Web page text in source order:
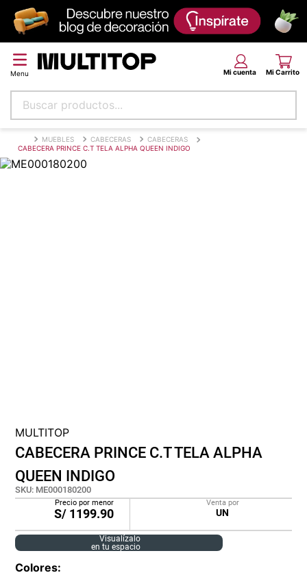
Buscar productos...
MUEBLES CABECERAS
CABECERAS
CABECERA PRINCE C.T TELA ALPHA QUEEN INDIGO
MULTITOP
CABECERA PRINCE C.T TELA ALPHA
QUEEN INDIGO
SKU: ME000180200
Precio por menor
S/ 1199.90
Venta por
UN
Visualízalo
en tu espacio
Colores
Términos más buscados
papel tapiz